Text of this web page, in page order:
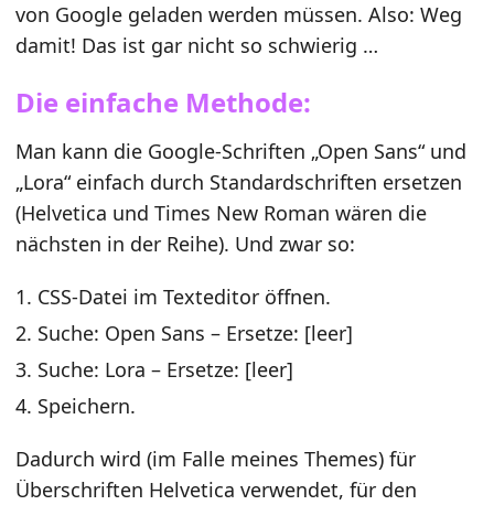
von Google geladen werden müssen. Also: Weg
damit! Das ist gar nicht so schwierig …
Die einfache Methode:
Man kann die Google-Schriften „Open Sans“ und
„Lora“ einfach durch Standardschriften ersetzen
(Helvetica und Times New Roman wären die
nächsten in der Reihe). Und zwar so:
CSS-Datei im Texteditor öffnen.
Suche: Open Sans – Ersetze: [leer]
Suche: Lora – Ersetze: [leer]
Speichern.
Dadurch wird (im Falle meines Themes) für
Überschriften Helvetica verwendet, für den